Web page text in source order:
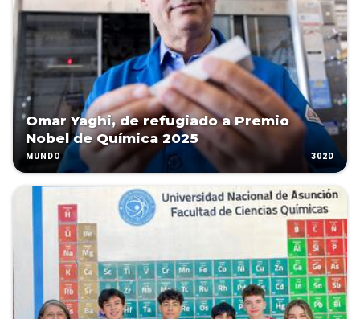
Omar Yaghi, de refugiado a Premio
Nobel de Química 2025
MUNDO 302D